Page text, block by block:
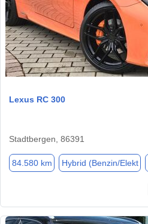
Lexus RC 300
Stadtbergen, 86391
84.580 km Hybrid (Benzin/Elekt